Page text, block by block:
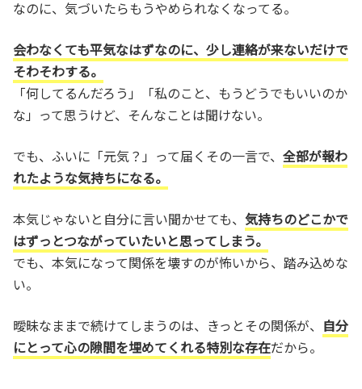
なのに、気づいたらもうやめられなくなってる。
会わなくても平気なはずなのに、少し連絡が来ないだけで
そわそわする。
「何してるんだろう」「私のこと、もうどうでもいいのか
な」って思うけど、そんなことは聞けない。
でも、ふいに「元気？」って届くその一言で、 全部が報わ
れたような気持ちになる。
本気じゃないと自分に言い聞かせても、 気持ちのどこかで
はずっとつながっていたいと思ってしまう。
でも、本気になって関係を壊すのが怖いから、踏み込めな
い。
曖昧なままで続けてしまうのは、きっとその関係が、 自分
にとって心の隙間を埋めてくれる特別な存在だから。